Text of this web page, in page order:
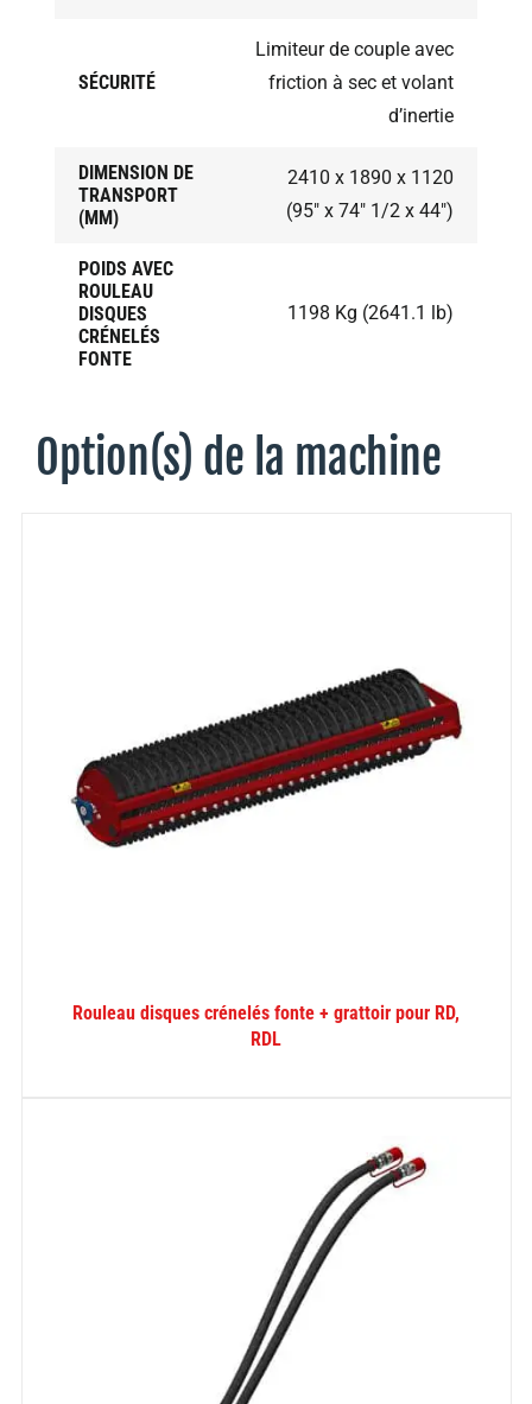
SÉCURITÉ
Limiteur de couple avec
friction à sec et volant
d’inertie
DIMENSION DE
TRANSPORT
(MM)
2410 x 1890 x 1120
(95" x 74" 1/2 x 44")
POIDS AVEC
ROULEAU
DISQUES
CRÉNELÉS
FONTE
1198 Kg (2641.1 lb)
Option(s) de la machine
Rouleau disques crénelés fonte + grattoir pour RD,
RDL